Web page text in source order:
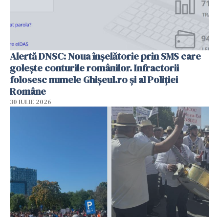
Alertă DNSC: Noua înșelătorie prin SMS care
golește conturile românilor. Infractorii
folosesc numele Ghișeul.ro și al Poliției
Române
30 IULIE 2026